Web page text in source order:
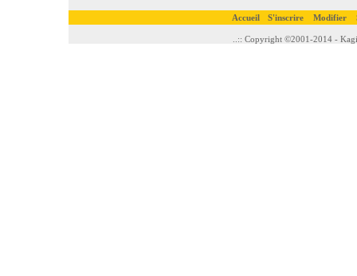
Accueil S'inscrire Modifier
..:: Copyright ©2001-2014 -